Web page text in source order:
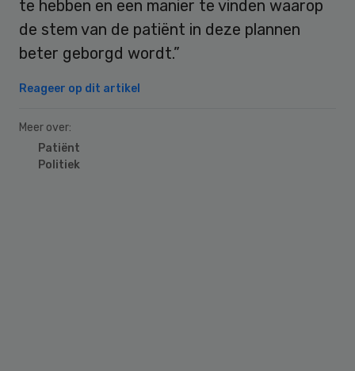
te hebben en een manier te vinden waarop
de stem van de patiënt in deze plannen
beter geborgd wordt.”
Reageer op dit artikel
Meer over:
Patiënt
Politiek